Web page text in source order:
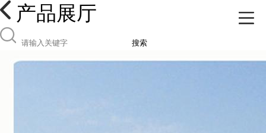
产品展厅
搜索